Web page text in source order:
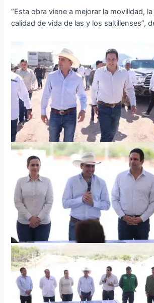
“Esta obra viene a mejorar la movilidad,
calidad de vida de las y los saltillenses”,